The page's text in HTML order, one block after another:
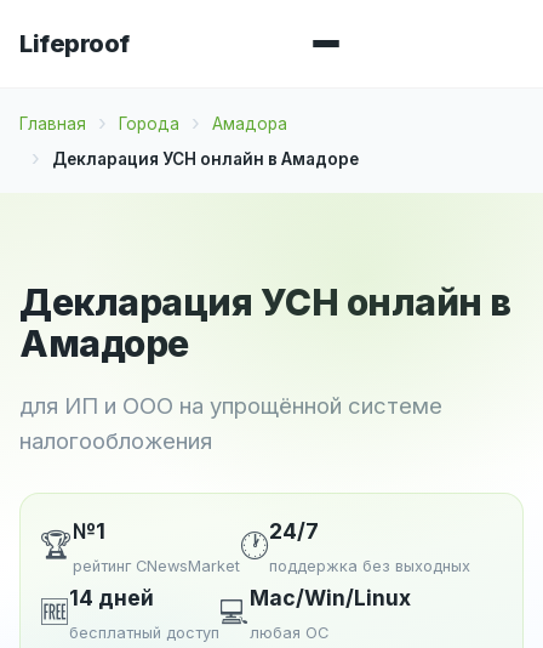
Lifeproof
Главная Города
Амадора
Декларация УСН онлайн в Амадоре
Декларация УСН онлайн в
Амадоре
для ИП и ООО на упрощённой системе
налогообложения
🏆№1
рейтинг CNewsMarket
🕐24/7
поддержка без выходных
🆓14 дней
бесплатный доступ
💻Mac/Win/Linux
любая ОС